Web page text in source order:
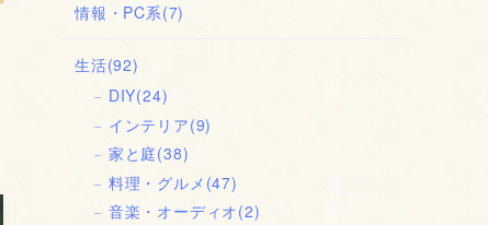
情報・PC系(7)
生活(92)
DIY(24)
インテリア(9)
家と庭(38)
料理・グルメ (47)
音楽・オーディオ(2)